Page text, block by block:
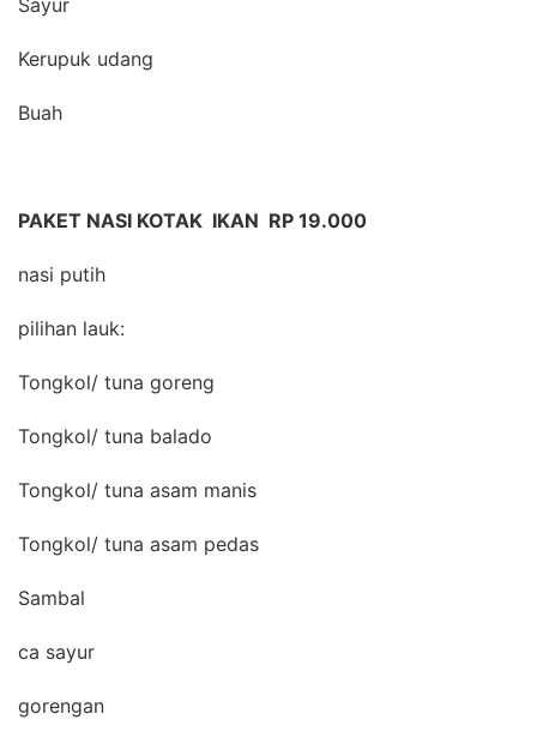
Sayur
Kerupuk udang
Buah
PAKET NASI KOTAK IKAN RP 19.000
nasi putih
pilihan lauk:
Tongkol/ tuna goreng
Tongkol/ tuna balado
Tongkol/ tuna asam manis
Tongkol/ tuna asam pedas
Sambal
ca sayur
gorengan